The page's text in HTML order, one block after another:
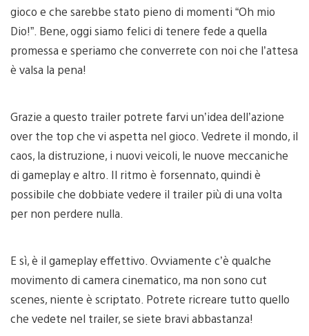
gioco e che sarebbe stato pieno di momenti “Oh mio
Dio!”. Bene, oggi siamo felici di tenere fede a quella
promessa e speriamo che converrete con noi che l’attesa
è valsa la pena!
Grazie a questo trailer potrete farvi un’idea dell’azione
over the top che vi aspetta nel gioco. Vedrete il mondo, il
caos, la distruzione, i nuovi veicoli, le nuove meccaniche
di gameplay e altro. Il ritmo è forsennato, quindi è
possibile che dobbiate vedere il trailer più di una volta
per non perdere nulla.
E sì, è il gameplay effettivo. Ovviamente c’è qualche
movimento di camera cinematico, ma non sono cut
scenes, niente è scriptato. Potrete ricreare tutto quello
che vedete nel trailer, se siete bravi abbastanza!